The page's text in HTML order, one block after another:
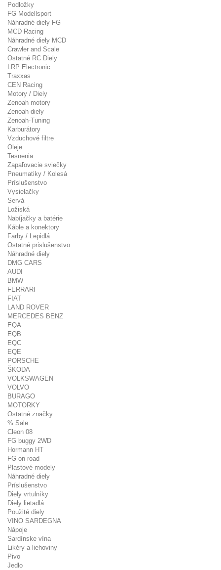
Podložky
FG Modellsport
Náhradné diely FG
MCD Racing
Náhradné diely MCD
Crawler and Scale
Ostatné RC Diely
LRP Electronic
Traxxas
CEN Racing
Motory / Diely
Zenoah motory
Zenoah-diely
Zenoah-Tuning
Karburátory
Vzduchové filtre
Oleje
Tesnenia
Zapaľovacie sviečky
Pneumatiky / Kolesá
Príslušenstvo
Vysielačky
Servá
Ložiská
Nabíjačky a batérie
Káble a konektory
Farby / Lepidlá
Ostatné prislušenstvo
Náhradné diely
DMG CARS
AUDI
BMW
FERRARI
FIAT
LAND ROVER
MERCEDES BENZ
EQA
EQB
EQC
EQE
PORSCHE
ŠKODA
VOLKSWAGEN
VOLVO
BURAGO
MOTORKY
Ostatné značky
% Sale
Cleon 08
FG buggy 2WD
Hormann HT
FG on road
Plastové modely
Náhradné diely
Príslušenstvo
Diely vrtulníky
Diely lietadlá
Použité diely
VINO SARDEGNA
Nápoje
Sardínske vína
Likéry a liehoviny
Pivo
Jedlo